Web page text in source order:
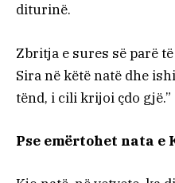
diturinë.
Zbritja e sures së parë
Sira në këtë natë dhe
tënd, i cili krijoi çdo gjë.”
Pse emërtohet nata e